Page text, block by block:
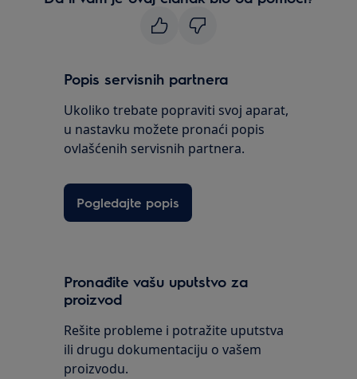
Popis servisnih partnera
Ukoliko trebate popraviti svoj aparat,
u nastavku možete pronaći popis
ovlašćenih servisnih partnera.
Pogledajte popis
Pronađite vašu uputstvo za
proizvod
Rešite probleme i potražite uputstva
ili drugu dokumentaciju o vašem
proizvodu.